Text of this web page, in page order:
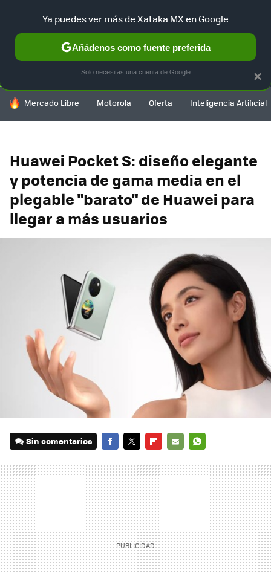
SELECCIÓN GAMING HOME AUTO TERRITORIO
HOY SE HABLA DE
Mercado Libre Motorola Oferta Inteligencia Artificial
Huawei Pocket S: diseño elegante
y potencia de gama media en el
plegable "barato" de Huawei para
llegar a más usuarios
Sin comentarios
MAIL
×
Ya puedes ver más de Xataka MX en Google
Añádenos como fuente preferida
Solo necesitas una cuenta de Google